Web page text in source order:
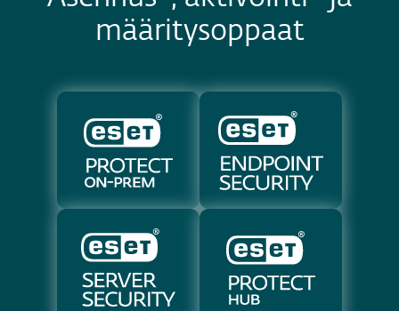
määritysoppaat